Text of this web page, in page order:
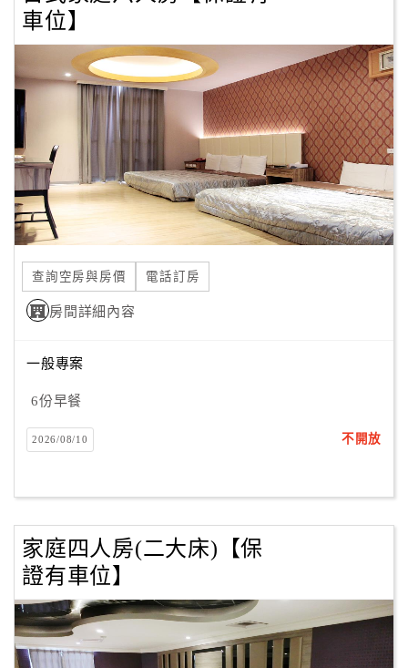
伴
計
商
品
宣
傳
車位】
查詢空房與房價 電話訂房
房間詳細內容
一般專案
6份早餐
2026/08/10 不開放
家庭四人房(二大床)【保
證有車位】